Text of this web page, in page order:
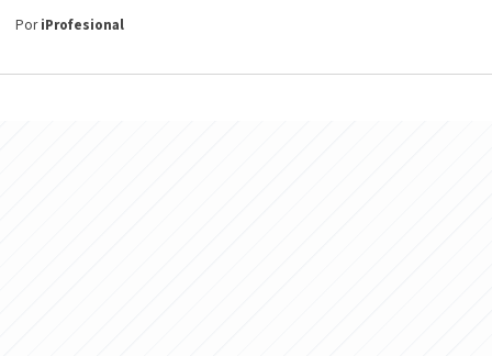
PoriProfesional